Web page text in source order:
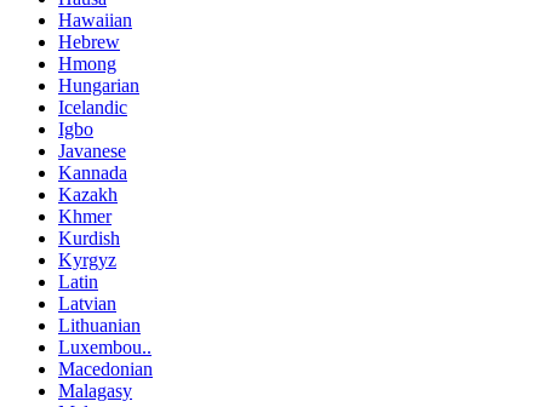
Hawaiian
Hebrew
Hmong
Hungarian
Icelandic
Igbo
Javanese
Kannada
Kazakh
Khmer
Kurdish
Kyrgyz
Latin
Latvian
Lithuanian
Luxembou..
Macedonian
Malagasy